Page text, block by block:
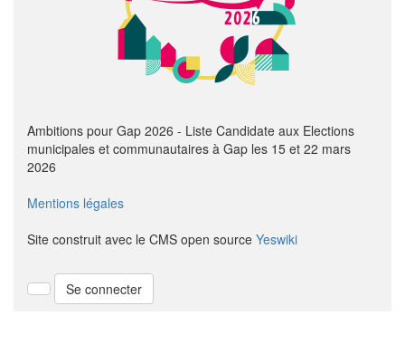
Ambitions pour Gap 2026 - Liste Candidate aux Elections
municipales et communautaires à Gap les 15 et 22 mars
2026
Mentions légales
Site construit avec le CMS open source Yeswiki
Se connecter